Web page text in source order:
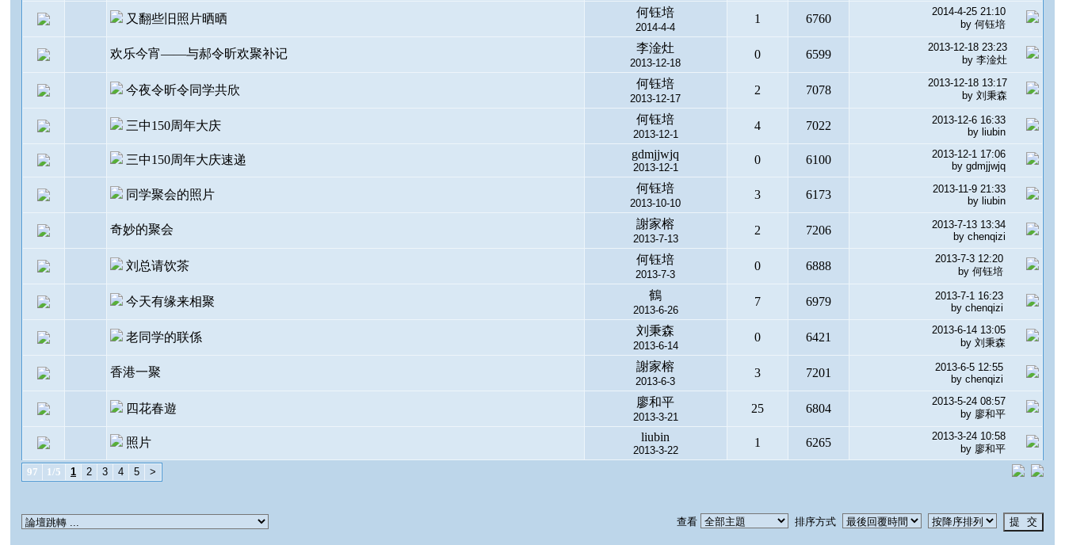
又翻些旧照片晒晒 何钰培
2014-4-4
1 6760
2014-4-25 21:10
by 何钰培
欢乐今宵——与郝令昕欢聚补记 李淦灶
2013-12-18
0 6599
2013-12-18 23:23
by 李淦灶
今夜令昕令同学共欣 何钰培
2013-12-17
2 7078
2013-12-18 13:17
by 刘秉森
三中150周年大庆 何钰培
2013-12-1
4 7022
2013-12-6 16:33
by liubin
三中150周年大庆速递 gdmjjwjq
2013-12-1
0 6100
2013-12-1 17:06
by gdmjjwjq
同学聚会的照片 何钰培
2013-10-10
3 6173
2013-11-9 21:33
by liubin
奇妙的聚会 謝家榕
2013-7-13
2 7206
2013-7-13 13:34
by chenqizi
刘总请饮茶 何钰培
2013-7-3
0 6888
2013-7-3 12:20
by 何钰培
今天有缘来相聚 鶴
2013-6-26
7 6979
2013-7-1 16:23
by chenqizi
老同学的联係 刘秉森
2013-6-14
0 6421
2013-6-14 13:05
by 刘秉森
香港一聚 謝家榕
2013-6-3
3 7201
2013-6-5 12:55
by chenqizi
四花春遊 廖和平
2013-3-21
25 6804
2013-5-24 08:57
by 廖和平
照片 liubin
2013-3-22
1 6265
2013-3-24 10:58
by 廖和平
97
1/5 1 2 3 4 5 >
查看 排序方式